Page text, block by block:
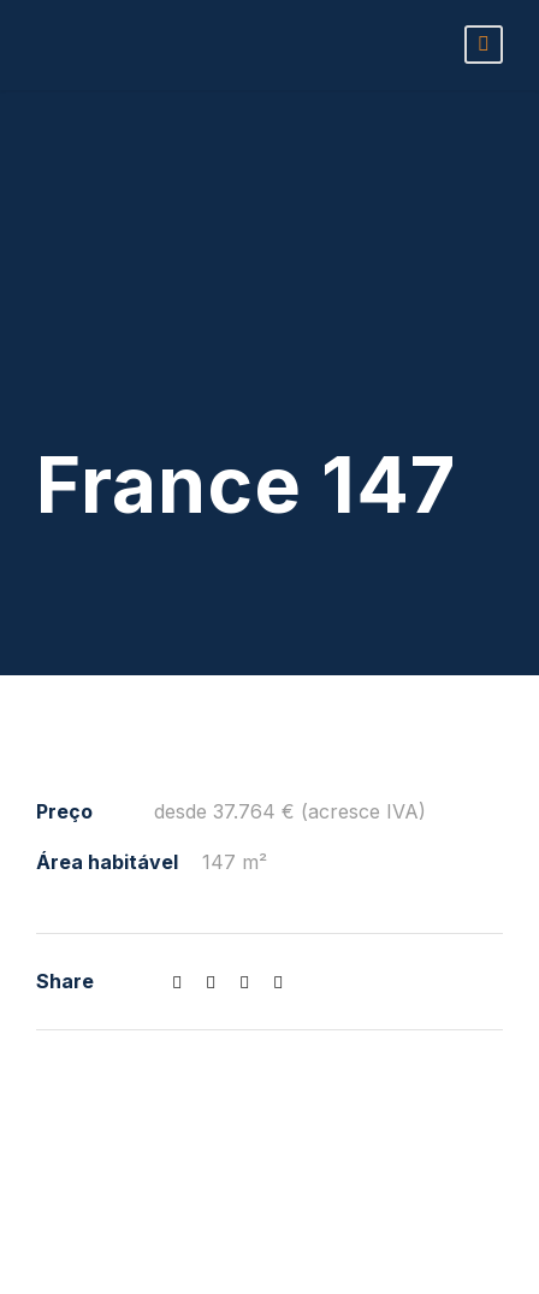
France 147
Preço desde 37.764 € (acresce IVA)
Área habitável 147 m²
Share